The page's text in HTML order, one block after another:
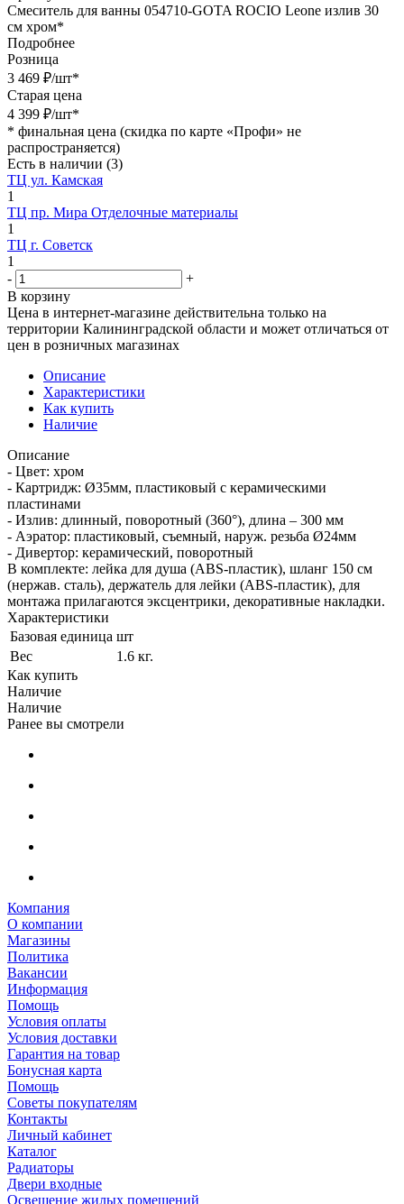
Смеситель для ванны 054710-GOTA ROCIO Leone излив 30
см хром*
Подробнее
Розница
3 469 ₽/шт*
Старая цена
4 399 ₽/шт*
* финальная цена (скидка по карте «Профи» не
распространяется)
Есть в наличии (3)
ТЦ ул. Камская
1
ТЦ пр. Мира Отделочные материалы
1
ТЦ г. Советск
1
-
+
В корзину
Цена в интернет-магазине действительна только на
территории Калининградской области и может отличаться от
цен в розничных магазинах
Описание
Характеристики
Как купить
Наличие
Описание
- Цвет: хром
- Картридж: Ø35мм, пластиковый с керамическими
пластинами
- Излив: длинный, поворотный (360°), длина – 300 мм
- Аэратор: пластиковый, съемный, наруж. резьба Ø24мм
- Дивертор: керамический, поворотный
В комплекте: лейка для душа (ABS-пластик), шланг 150 см
(нержав. сталь), держатель для лейки (ABS-пластик), для
монтажа прилагаются эксцентрики, декоративные накладки.
Характеристики
Базовая единица шт
Вес
1.6 кг.
Как купить
Наличие
Наличие
Ранее вы смотрели
Компания
О компании
Магазины
Политика
Вакансии
Информация
Помощь
Условия оплаты
Условия доставки
Гарантия на товар
Бонусная карта
Помощь
Советы покупателям
Контакты
Личный кабинет
Каталог
Радиаторы
Двери входные
Освещение жилых помещений